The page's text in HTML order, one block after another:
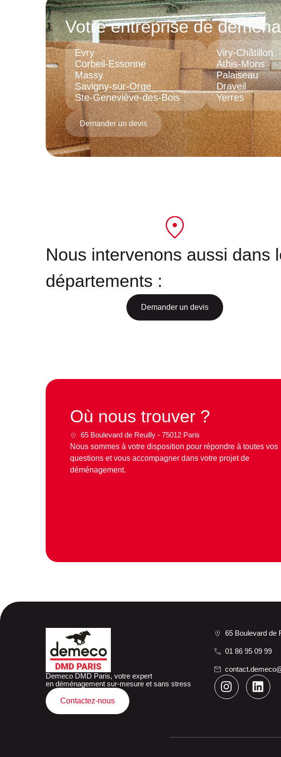
Votre entreprise de
Evry
Corbeil-Essonne
Massy
Savigny-sur-Orge
Ste-Geneviève-des-Bois
Viry-Châtillon
Athis-Mons
Palaiseau
Draveil
Yerres
Demander un devis
Nous intervenons aussi dans
départements :
Demander un devis
Où nous trouver ?
65 Boulevard de Reuilly - 75012 Paris
Nous sommes à votre disposition pour répondre à toutes vos
questions et vous accompagner dans votre projet de
déménagement.
Demeco DMD Paris, votre expert
en déménagement sur-mesure et sans stress
Contactez-nous
65 Boulevard de
01 86 95 09 99